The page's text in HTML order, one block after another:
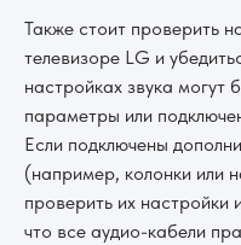
Также стоит проверить
телевизоре LG и
настройках звука
параметры или
Если подключены
(например, колонки или
проверить их настройки
что все аудио-кабели